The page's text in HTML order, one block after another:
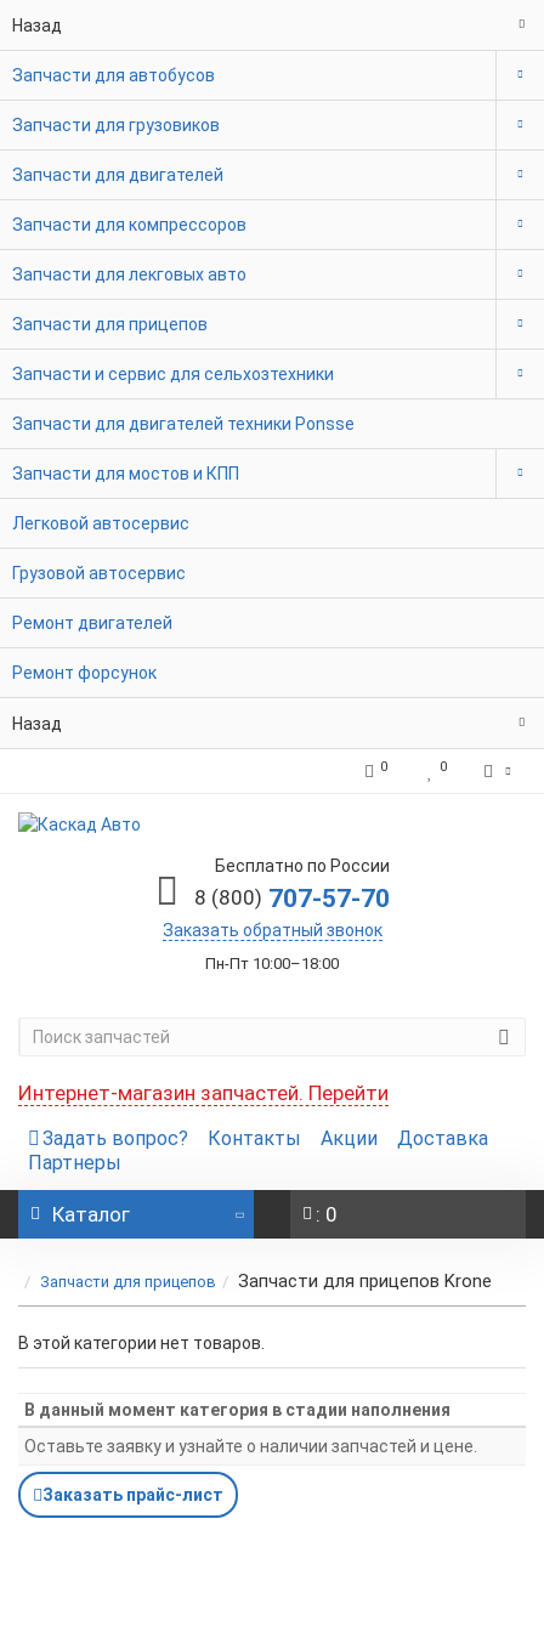
Назад
Запчасти для автобусов
Запчасти для грузовиков
Запчасти для двигателей
Запчасти для компрессоров
Запчасти для лекговых авто
Запчасти для прицепов
Запчасти и сервис для сельхозтехники
Запчасти для двигателей техники Ponsse
Запчасти для мостов и КПП
Легковой автосервис
Грузовой автосервис
Ремонт двигателей
Ремонт форсунок
Назад
0 0
Бесплатно по России
8 (800) 707-57-70
Заказать обратный звонок
Пн-Пт 10:00–18:00
Интернет-магазин запчастей. Перейти
Задать вопрос? Контакты Акции
Доставка
Партнеры
Каталог : 0
Запчасти для прицепов Запчасти для прицепов Krone
В этой категории нет товаров.
В данный момент категория в стадии наполнения
Оставьте заявку и узнайте о наличии запчастей и цене.
Заказать прайс-лист